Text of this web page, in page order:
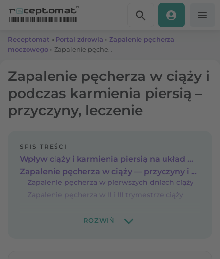
Receptomat » Portal zdrowia » Zapalenie pęcherza
moczowego »
Zapalenie pęcherza w ciąży i
podczas karmienia piersią –
przyczyny, leczenie
SPIS TREŚCI
Wpływ ciąży i karmienia piersią na układ moczowy
Zapalenie pęcherza w ciąży — przyczyny i czynniki ryzyka
Zapalenie pęcherza w pierwszych dniach ciąży
Zapalenie pęcherza w II i III trymestrze ciąży